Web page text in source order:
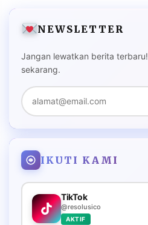
NEWSLETTER
Jangan lewatkan berita
sekarang.
IKUTI KAMI
TikTok
@resolusico
AKTIF